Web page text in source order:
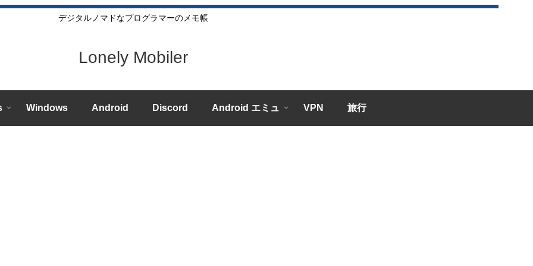
デジタルノマドなプログラマーのメモ帳
Lonely Mobiler
Windows Android Discord Android エミュ VPN 旅行